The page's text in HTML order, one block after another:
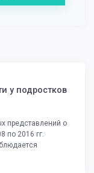
у подростков
представлений о
по 2016 гг.